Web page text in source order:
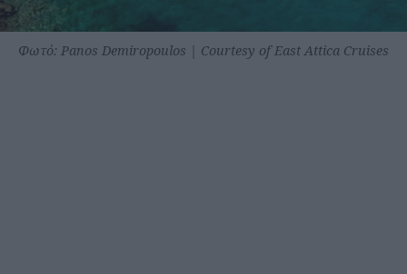
Φωτό: Panos Demiropoulos | Courtesy of East Attica Cruises